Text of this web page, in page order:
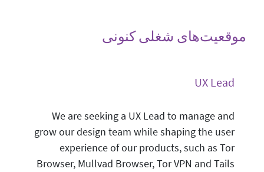
موقعیت‌های شغلی کنونی
UX Lead
We are seeking a UX Lead to manage and
grow our design team while shaping the user
experience of our products, such as Tor
Browser, Mullvad Browser, Tor VPN and Tails